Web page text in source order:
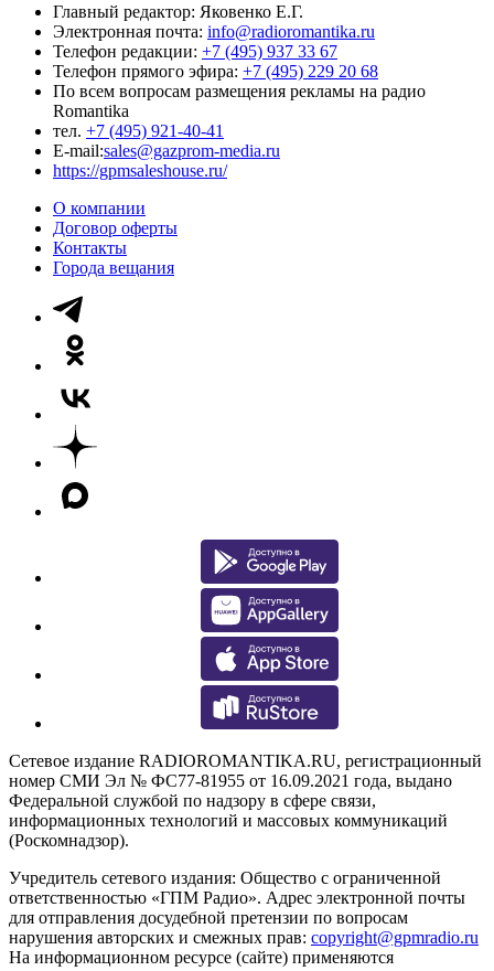
Главный редактор: Яковенко Е.Г.
Электронная почта: info@radioromantika.ru
Телефон редакции: +7 (495) 937 33 67
Телефон прямого эфира: +7 (495) 229 20 68
По всем вопросам размещения рекламы на радио
Romantika
тел. +7 (495) 921-40-41
E-mail:sales@gazprom-media.ru
https://gpmsaleshouse.ru/
О компании
Договор оферты
Контакты
Города вещания
Сетевое издание RADIOROMANTIKA.RU, регистрационный
номер СМИ Эл № ФС77-81955 от 16.09.2021 года, выдано
Федеральной службой по надзору в сфере связи,
информационных технологий и массовых коммуникаций
(Роскомнадзор).
Учредитель сетевого издания: Общество с ограниченной
ответственностью «ГПМ Радио». Адрес электронной почты
для отправления досудебной претензии по вопросам
нарушения авторских и смежных прав: copyright@gpmradio.ru
На информационном ресурсе (сайте) применяются